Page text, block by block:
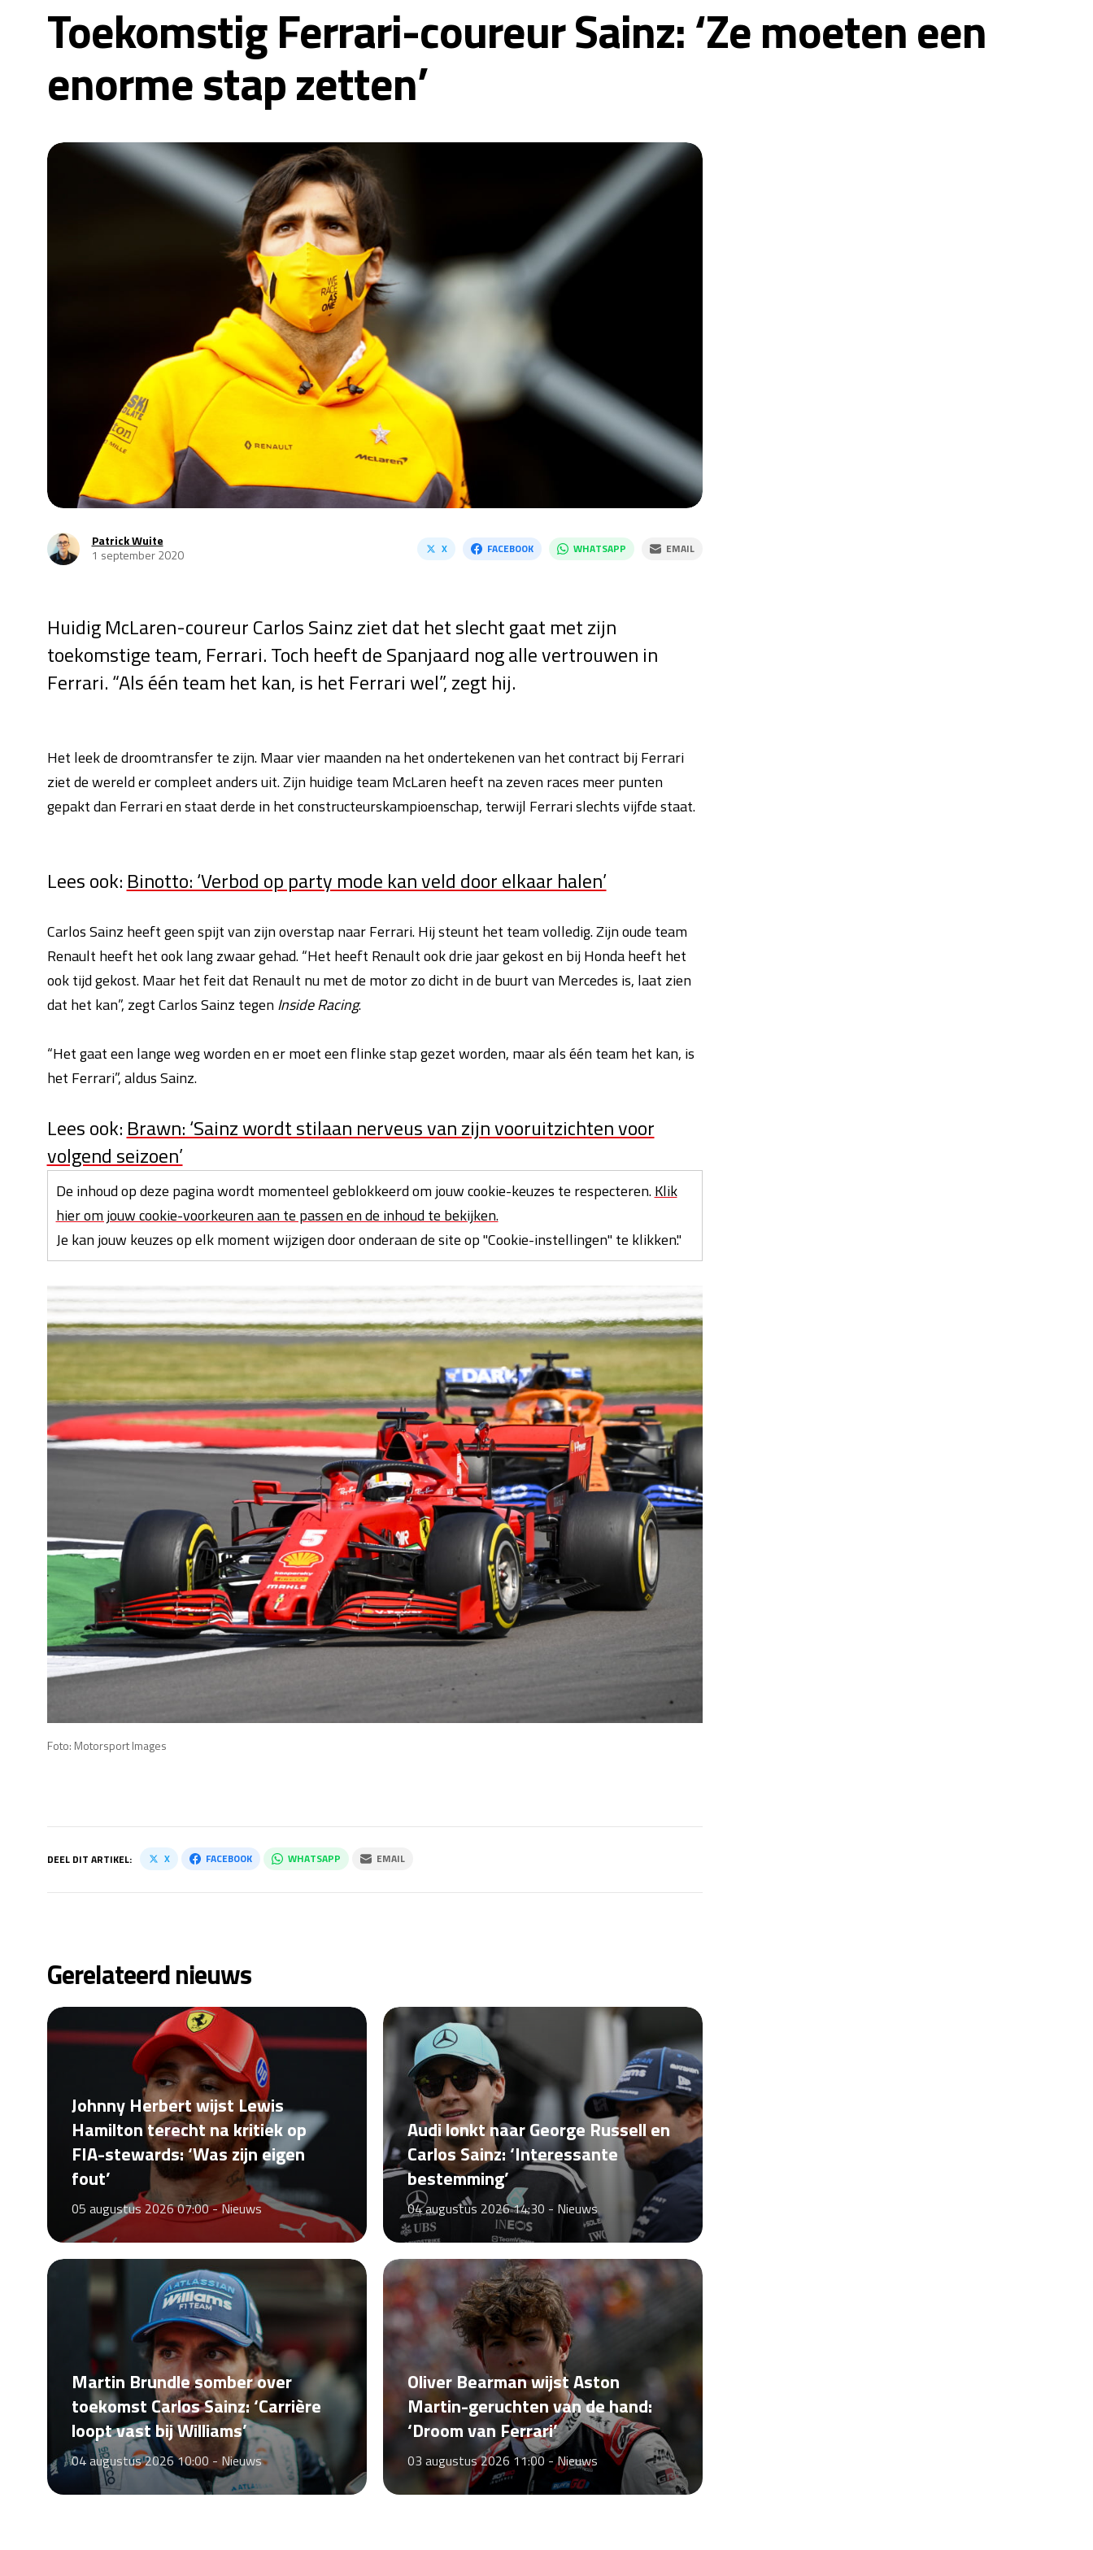
Toekomstig Ferrari-coureur Sainz: ‘Ze moeten een
enorme stap zetten’
Patrick Wuite
1 september 2020
X FACEBOOK WHATSAPP EMAIL
Huidig McLaren-coureur Carlos Sainz ziet dat het slecht gaat met zijn
toekomstige team, Ferrari. Toch heeft de Spanjaard nog alle vertrouwen in
Ferrari. “Als één team het kan, is het Ferrari wel”, zegt hij.
Het leek de droomtransfer te zijn. Maar vier maanden na het ondertekenen van het contract bij Ferrari
ziet de wereld er compleet anders uit. Zijn huidige team McLaren heeft na zeven races meer punten
gepakt dan Ferrari en staat derde in het constructeurskampioenschap, terwijl Ferrari slechts vijfde staat.
Lees ook: Binotto: ‘Verbod op party mode kan veld door elkaar halen’
Carlos Sainz heeft geen spijt van zijn overstap naar Ferrari. Hij steunt het team volledig. Zijn oude team
Renault heeft het ook lang zwaar gehad. “Het heeft Renault ook drie jaar gekost en bij Honda heeft het
ook tijd gekost. Maar het feit dat Renault nu met de motor zo dicht in de buurt van Mercedes is, laat zien
dat het kan”, zegt Carlos Sainz tegenInside Racing.
“Het gaat een lange weg worden en er moet een flinke stap gezet worden, maar als één team het kan, is
het Ferrari”, aldus Sainz.
Lees ook: Brawn: ‘Sainz wordt stilaan nerveus van zijn vooruitzichten voor
volgend seizoen’
De inhoud op deze pagina wordt momenteel geblokkeerd om jouw cookie-keuzes te respecteren.Klik
hier om jouw cookie-voorkeuren aan te passen en de inhoud te bekijken.
Je kan jouw keuzes op elk moment wijzigen door onderaan de site op "Cookie-instellingen" te klikken."
Foto: Motorsport Images
DEEL DIT ARTIKEL: X FACEBOOK WHATSAPP EMAIL
Gerelateerd nieuws
Johnny Herbert wijst Lewis
Hamilton terecht na kritiek op
FIA-stewards: ‘Was zijn eigen
fout’
05 augustus 2026 07:00 -Nieuws
Audi lonkt naar George Russell en
Carlos Sainz: ‘Interessante
bestemming’
04 augustus 2026 14:30 - Nieuws
Martin Brundle somber over
toekomst Carlos Sainz: ‘Carrière
loopt vast bij Williams’
04 augustus 2026 10:00 - Nieuws
Oliver Bearman wijst Aston
Martin-geruchten van de hand:
‘Droom van Ferrari’
03 augustus 2026 11:00 -Nieuws